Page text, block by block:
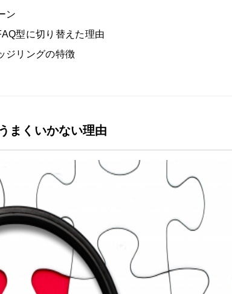
ン
型に切り替えた理由
ジリングの特徴
まくいかない理由